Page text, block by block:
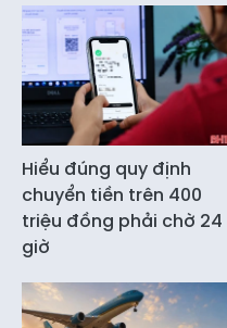
Hiểu đúng quy định
chuyển tiền trên 400
triệu đồng phải chờ 24
giờ